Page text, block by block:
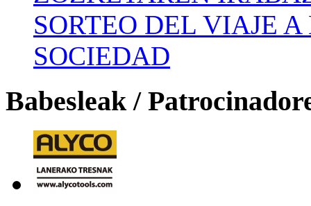
SORTEO DEL VIAJE
SOCIEDAD
Babesleak /